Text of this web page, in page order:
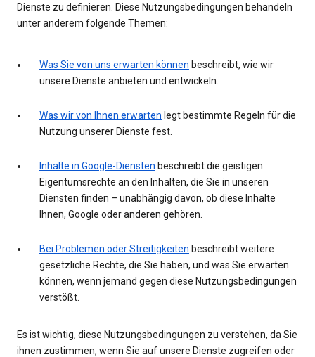
Dienste zu definieren. Diese Nutzungsbedingungen behandeln
unter anderem folgende Themen:
Was Sie von uns erwarten können beschreibt, wie wir
unsere Dienste anbieten und entwickeln.
Was wir von Ihnen erwarten legt bestimmte Regeln für die
Nutzung unserer Dienste fest.
Inhalte in Google-Diensten beschreibt die geistigen
Eigentumsrechte an den Inhalten, die Sie in unseren
Diensten finden – unabhängig davon, ob diese Inhalte
Ihnen, Google oder anderen gehören.
Bei Problemen oder Streitigkeiten beschreibt weitere
gesetzliche Rechte, die Sie haben, und was Sie erwarten
können, wenn jemand gegen diese Nutzungsbedingungen
verstößt.
Es ist wichtig, diese Nutzungsbedingungen zu verstehen, da Sie
ihnen zustimmen, wenn Sie auf unsere Dienste zugreifen oder